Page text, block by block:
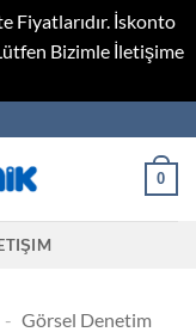
Fiyatlarıdır. İskonto
Bizimle İletişime
0
- Görsel Denetim